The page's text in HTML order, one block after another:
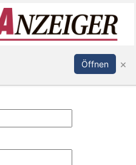
Abonnieren Anmelden
Öffnen ×